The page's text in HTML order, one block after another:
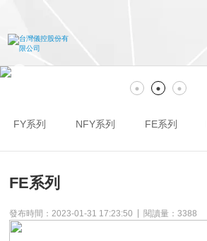
FY系列 NFY系列 FE系列
FE系列
發布時間：2023-01-31 17:23:50 |閱讀量：3388